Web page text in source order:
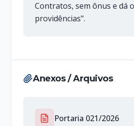
Contratos, sem ônus e dá
providências".
Anexos / Arquivos
Portaria 021/2026